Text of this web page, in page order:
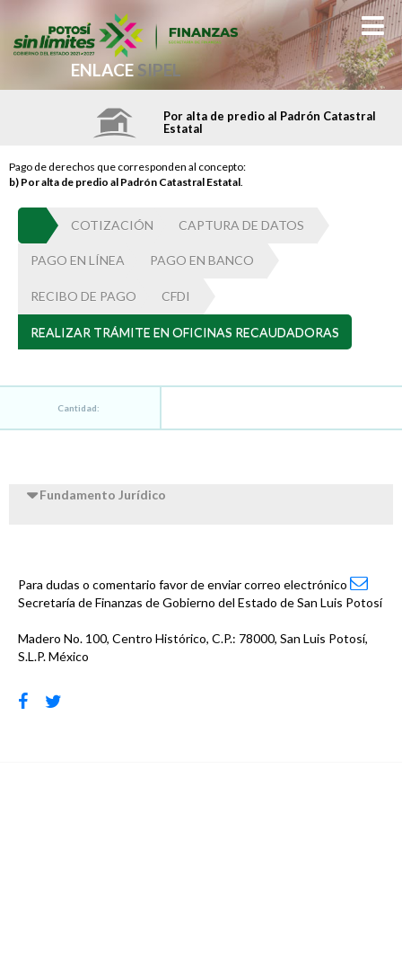
ENLACESIPEL
Por alta de predio al Padrón Catastral
Estatal
Pago de derechos que corresponden al concepto:
b) Por alta de predio al Padrón Catastral Estatal.
COTIZACIÓN CAPTURA DE DATOS
PAGO EN LÍNEA PAGO EN BANCO
RECIBO DE PAGO CFDI
REALIZAR TRÁMITE EN OFICINAS RECAUDADORAS
Cantidad:
Fundamento Jurídico
Para dudas o comentario favor de enviar correo electrónico
Secretaría de Finanzas de Gobierno del Estado de San Luis Potosí
Madero No. 100, Centro Histórico, C.P.: 78000, San Luis Potosí,
S.L.P. México